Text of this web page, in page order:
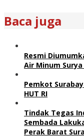
Baca juga
Resmi
Air Minum Surya
Pemkot
HUT RI
Tindak Tegas
Sembada
Perak Barat